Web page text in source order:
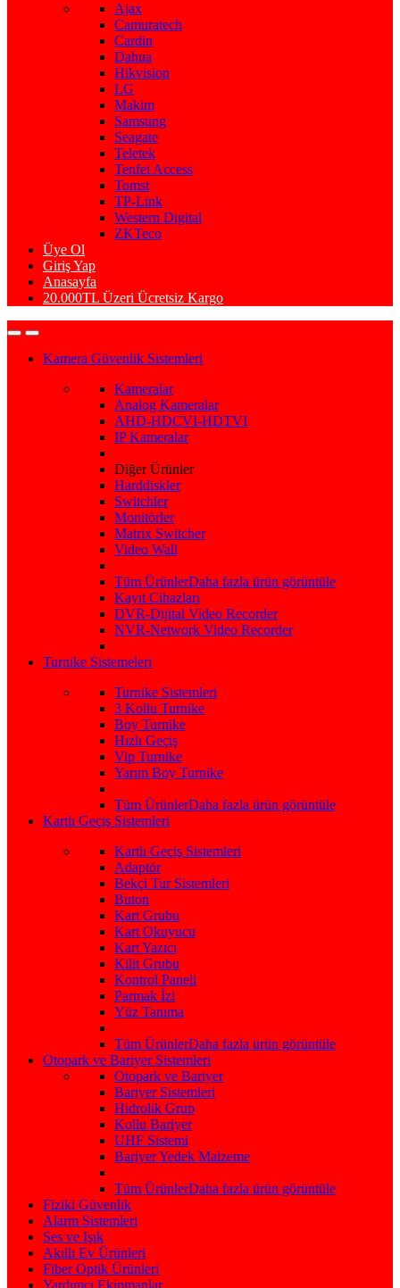
Ajax
Camuratech
Cardin
Dahua
Hikvision
LG
Makim
Samsung
Seagate
Teletek
Tenfei Access
Tomst
TP-Link
Western Digital
ZKTeco
Üye Ol
Giriş Yap
Anasayfa
20.000TL Üzeri Ücretsiz Kargo
Kamera Güvenlik Sistemleri
Kameralar
Analog Kameralar
AHD-HDCVI-HDTVI
IP Kameralar
Diğer Ürünler
Harddiskler
Switchler
Monitörler
Matrix Switcher
Video Wall
Tüm ÜrünlerDaha fazla ürün görüntüle
Kayıt Cihazları
DVR-Dijital Video Recorder
NVR-Network Video Recorder
Turnike Sistemeleri
Turnike Sistemleri
3 Kollu Turnike
Boy Turnike
Hızlı Geçiş
Vip Turnike
Yarım Boy Turnike
Tüm ÜrünlerDaha fazla ürün görüntüle
Kartlı Geçiş Sistemleri
Kartlı Geçiş Sistemleri
Adaptör
Bekçi Tur Sistemleri
Buton
Kart Grubu
Kart Okuyucu
Kart Yazıcı
Kilit Grubu
Kontrol Paneli
Parmak İzi
Yüz Tanıma
Tüm ÜrünlerDaha fazla ürün görüntüle
Otopark ve Bariyer Sistemleri
Otopark ve Bariyer
Bariyer Sistemleri
Hidrolik Grup
Kollu Bariyer
UHF Sistemi
Bariyer Yedek Malzeme
Tüm ÜrünlerDaha fazla ürün görüntüle
Fiziki Güvenlik
Alarm Sistemleri
Ses ve Işık
Akıllı Ev Ürünleri
Fiber Optik Ürünleri
Yardımcı Ekipmanlar